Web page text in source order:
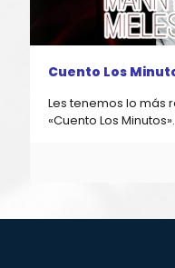
Cuento Los
Les tenemos lo más
«Cuento Los Minutos».